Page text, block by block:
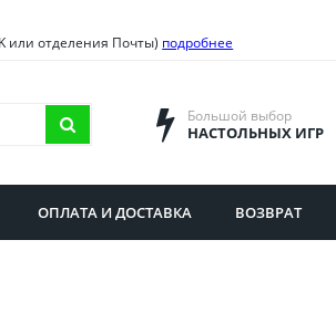
Саратовская область
или отделения Почты) подробнее
Большой выбор
НАСТОЛЬНЫХ ИГР
ОПЛАТА И ДОСТАВКА ВОЗВРАТ